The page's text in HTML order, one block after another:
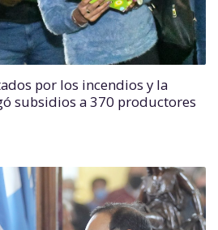
por los incendios y la
subsidios a 370 productores